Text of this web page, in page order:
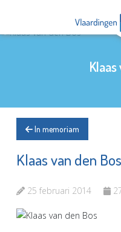
In memoriam
Klaas van den Bos
25 februari 2014